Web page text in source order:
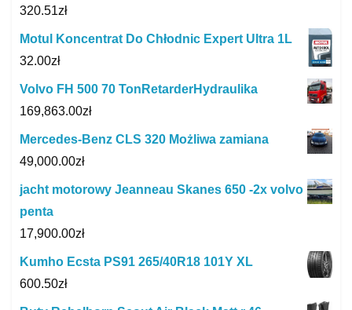
320.51zł
Motul Koncentrat Do Chłodnic Expert Ultra 1L
32.00zł
Volvo FH 500 70 TonRetarderHydraulika
169,863.00zł
Mercedes-Benz CLS 320 Możliwa zamiana
49,000.00zł
jacht motorowy Jeanneau Skanes 650 -2x volvo
penta
17,900.00zł
Kumho Ecsta PS91 265/40R18 101Y XL
600.50zł